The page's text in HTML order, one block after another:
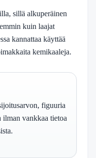
sillä alkuperäinen
kuin laajat
kannattaa käyttää
kemikaaleja.
figuuria
ilman vankkaa tietoa